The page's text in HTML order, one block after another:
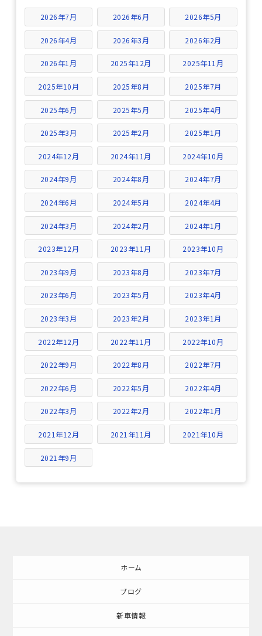
2026年7月 2026年6月 2026年5月
2026年4月 2026年3月 2026年2月
2026年1月 2025年12月 2025年11月
2025年10月 2025年8月 2025年7月
2025年6月 2025年5月 2025年4月
2025年3月 2025年2月 2025年1月
2024年12月 2024年11月 2024年10月
2024年9月 2024年8月 2024年7月
2024年6月 2024年5月 2024年4月
2024年3月 2024年2月 2024年1月
2023年12月 2023年11月 2023年10月
2023年9月 2023年8月 2023年7月
2023年6月 2023年5月 2023年4月
2023年3月 2023年2月 2023年1月
2022年12月 2022年11月 2022年10月
2022年9月 2022年8月 2022年7月
2022年6月 2022年5月 2022年4月
2022年3月 2022年2月 2022年1月
2021年12月 2021年11月 2021年10月
2021年9月
ホーム
ブログ
新車情報